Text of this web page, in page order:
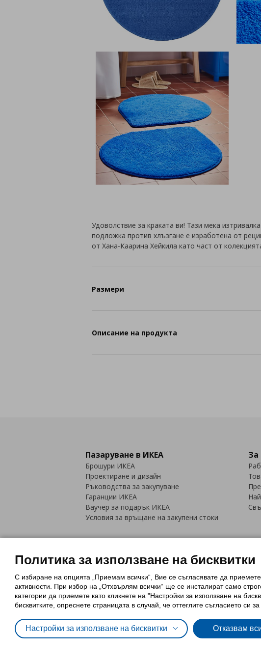
Удоволствие за краката ви! Тази мека
подложка против хлъзгане е изработена от
от Хана-Каарина Хейкила като част от
Размери
Описание на продукта
Пазаруване в ИКЕА
Брошури ИКЕА
Проектиране и дизайн
Ръководства за закупуване
Гаранции ИКЕА
Ваучер за подарък ИКЕА
Условия за връщане на закупени стоки
За
Политика за използване на бисквитки (Cookies)
Обща политика за личните данни
Политика за
Политика за защита на лични данни на
Политика за използване на бисквитки
С избиране на опцията „Приемам всички“, Вие се съгласявате да
активности. При избор на „Отхвърлям всички“ ще се инсталират само
категории да приемете като кликнете на "Настройки за използване на
бисквитките, опреснете страницата в случай, че оттеглите съгласието си
Настройки за използване на бисквитки Отказвам